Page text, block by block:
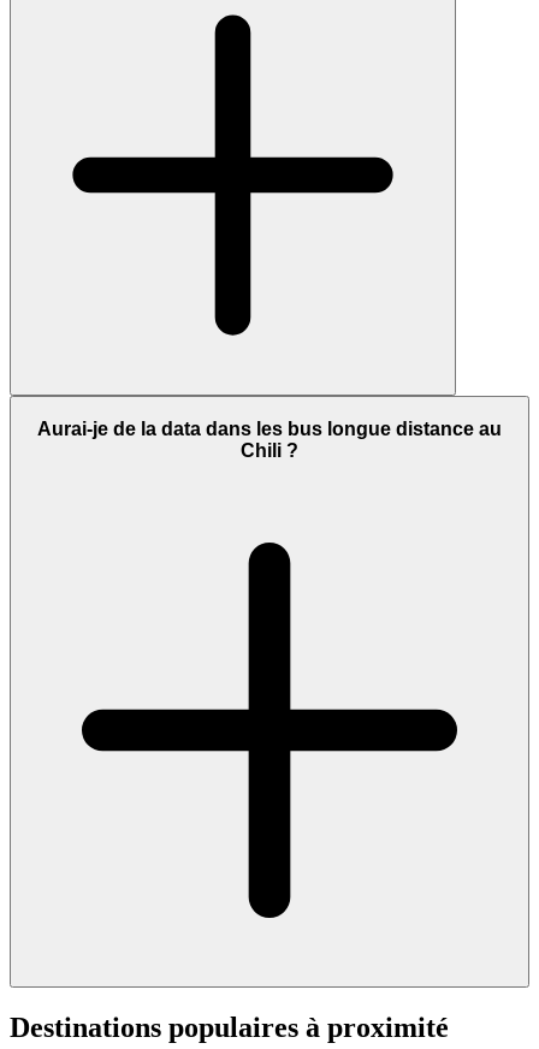
Aurai-je de la data dans les bus longue distance au
Chili ?
Destinations populaires à proximité